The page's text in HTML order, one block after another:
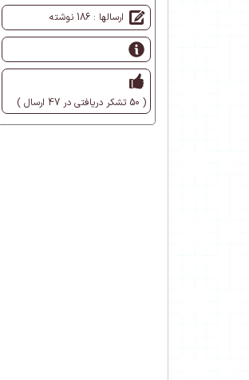
ارسالها : 186 نوشته
( 50 تشکر دریافتی در 47 ارسال )